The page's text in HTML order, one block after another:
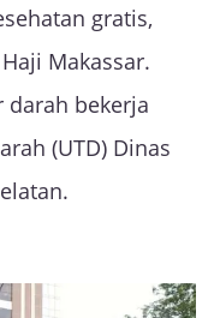
gratis,
Makassar.
darah bekerja
(UTD) Dinas